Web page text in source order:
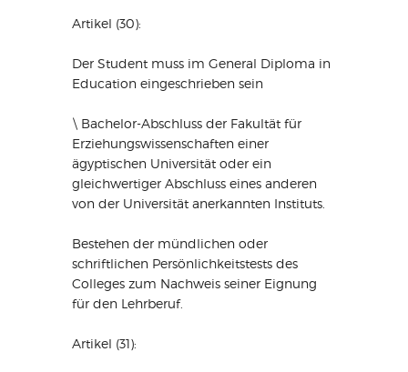
Artikel (30):
Der Student muss im General Diploma in
Education eingeschrieben sein
\ Bachelor-Abschluss der Fakultät für
Erziehungswissenschaften einer
ägyptischen Universität oder ein
gleichwertiger Abschluss eines anderen
von der Universität anerkannten Instituts.
Bestehen der mündlichen oder
schriftlichen Persönlichkeitstests des
Colleges zum Nachweis seiner Eignung
für den Lehrberuf.
Artikel (31):